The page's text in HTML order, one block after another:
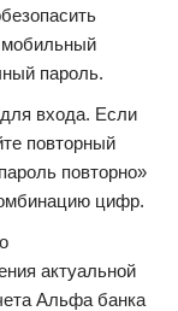
мобильный
пароль.
входа. Если
повторный
повторно»
цифр.
актуальной
Альфа банка